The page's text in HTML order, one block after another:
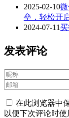
2025-02-10
垒，轻松开
2024-07-11
发表评论
在此浏览器中
以便下次评论时使